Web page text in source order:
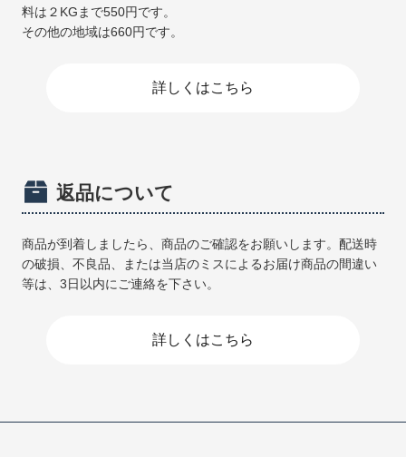
料は２KGまで550円です。
その他の地域は660円です。
詳しくはこちら
返品について
商品が到着しましたら、商品のご確認をお願いします。配送時
の破損、不良品、または当店のミスによるお届け商品の間違い
等は、3日以内にご連絡を下さい。
詳しくはこちら